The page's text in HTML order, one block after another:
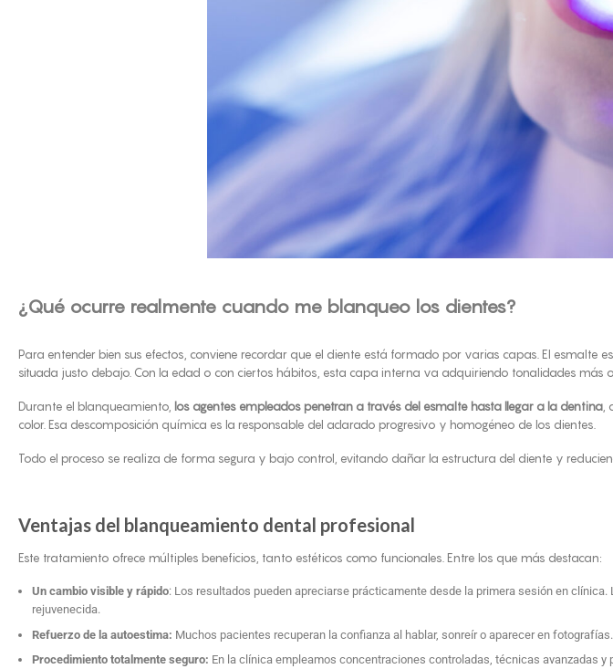
¿Qué ocurre realmente cuando me blanqueo los dientes?
Para entender bien sus efectos, conviene recordar que el diente está formado por varias capas. El esmalte
situada justo debajo. Con la edad o con ciertos hábitos, esta capa interna va adquiriendo tonalidades más
Durante el blanqueamiento, los agentes empleados penetran a través del esmalte hasta llegar a la dentina
color. Esa descomposición química es la responsable del aclarado progresivo y homogéneo de los dientes.
Todo el proceso se realiza de forma segura y bajo control, evitando dañar la estructura del diente y
Ventajas del blanqueamiento dental profesional
Este tratamiento ofrece múltiples beneficios, tanto estéticos como funcionales. Entre los que más destacan:
Un cambio visible y rápido: Los resultados pueden apreciarse prácticamente desde la primera sesión en
rejuvenecida.
Refuerzo de la autoestima: Muchos pacientes recuperan la confianza al hablar, sonreír o aparecer en
Procedimiento totalmente seguro: En la clínica empleamos concentraciones controladas, técnicas avanzadas